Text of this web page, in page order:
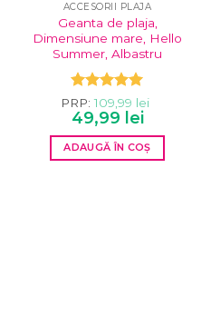
ACCESORII PLAJA
Geanta de plaja,
Dimensiune mare, Hello
Summer, Albastru
Evaluat la
5.00 din 5
PRP: 109,99 lei
Prețul
inițial
a
fost:
109,99 lei.
49,99 leiPrețul
curent
este:
49,99 lei.
ADAUGĂ ÎN COȘ